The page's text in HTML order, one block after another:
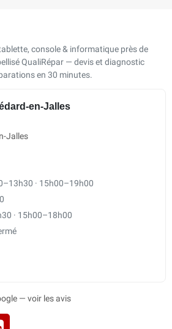
console & informatique près de
QualiRépar — devis et diagnostic
en 30 minutes.
en-Jalles
Jalles
· 15h00–19h00
· 15h00–18h00
— voir les avis